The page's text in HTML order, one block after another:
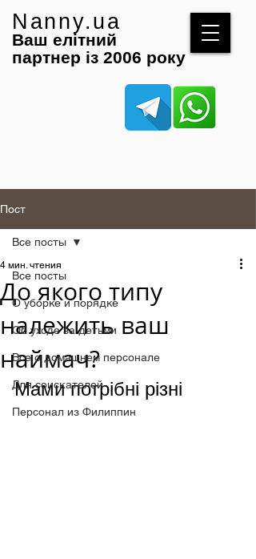
Nanny.ua
Ваш елітний
партнер із 2006 року
Пост
Все посты
О уборке и порядке
Об уходе за детьми
Все о домашнем персонале
Для соискателей
Персонал из Филиппин
Все посты
До якого типу
належить ваш
наймач?
4 мин. чтения
Мами потрібні різні